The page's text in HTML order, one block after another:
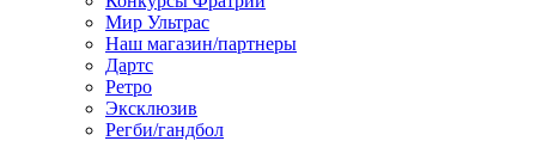
Мир Ультрас
Наш магазин/партнеры
Дартс
Ретро
Эксклюзив
Регби/гандбол